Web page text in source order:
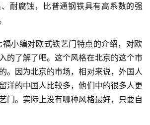
耐腐蚀，比普通钢铁具有高系数的强
的了解了吧。这个风格在北京的这个市
。因为北京的市场，相对来说，外国人
洋的中国人比较多，他们中的很多人更
门。实际上没有哪种风格最好，只要自